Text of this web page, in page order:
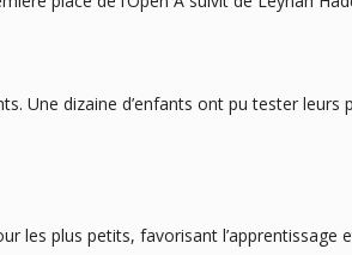
Une dizaine d’enfants ont pu tester
les plus petits, favorisant l’apprentissage